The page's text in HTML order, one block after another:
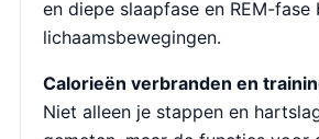
en diepe slaapfase en REM-fase
lichaamsbewegingen.
Calorieën verbranden en
Niet alleen je stappen en